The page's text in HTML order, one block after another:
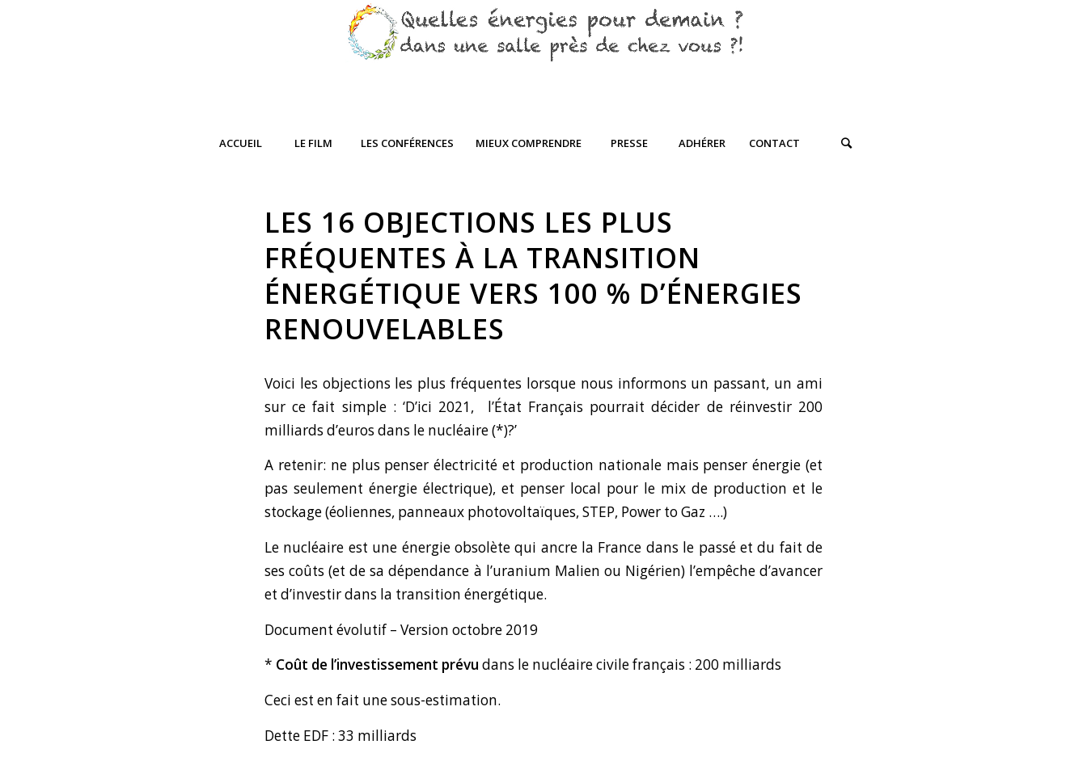
ACCUEIL LE FILM LES CONFÉRENCES MIEUX COMPRENDRE PRESSE ADHÉRER CONTACT
LES 16 OBJECTIONS LES PLUS
FRÉQUENTES À LA TRANSITION
ÉNERGÉTIQUE VERS 100 % D’ÉNERGIES
RENOUVELABLES
Voici les objections les plus fréquentes lorsque nous informons un passant, un ami
sur ce fait simple : ‘D’ici 2021,
l’État Français pourrait décider de réinvestir 200
milliards d’euros dans le nucléaire (*)?’
A retenir: ne plus penser électricité et production nationale mais penser énergie (et
pas seulement énergie électrique), et penser local pour le mix de production et le
stockage (éoliennes, panneaux photovoltaïques, STEP, Power to Gaz ….)
Le nucléaire est une énergie obsolète qui ancre la France dans le passé et du fait de
ses coûts (et de sa dépendance à l’uranium Malien ou Nigérien) l’empêche d’avancer
et d’investir dans la transition énergétique.
Document évolutif – Version octobre 2019
* Coût de l’investissement prévu dans le nucléaire civile français : 200 milliards
Ceci est en fait une sous-estimation.
Dette EDF : 33 milliards